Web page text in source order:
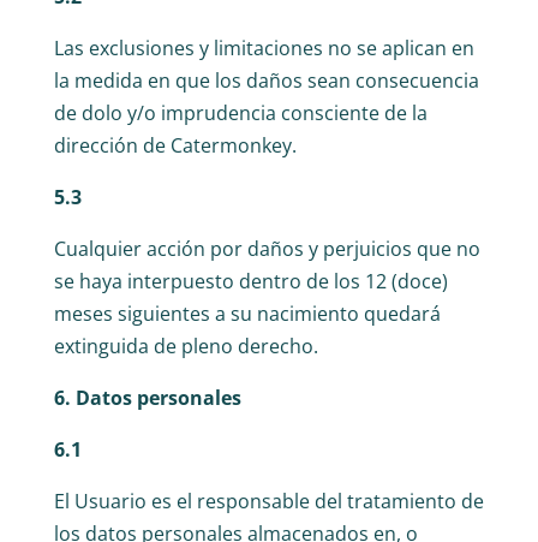
Las exclusiones y limitaciones no se aplican en
la medida en que los daños sean consecuencia
de dolo y/o imprudencia consciente de la
dirección de Catermonkey.
5.3
Cualquier acción por daños y perjuicios que no
se haya interpuesto dentro de los 12 (doce)
meses siguientes a su nacimiento quedará
extinguida de pleno derecho.
6. Datos personales
6.1
El Usuario es el responsable del tratamiento de
los datos personales almacenados en, o